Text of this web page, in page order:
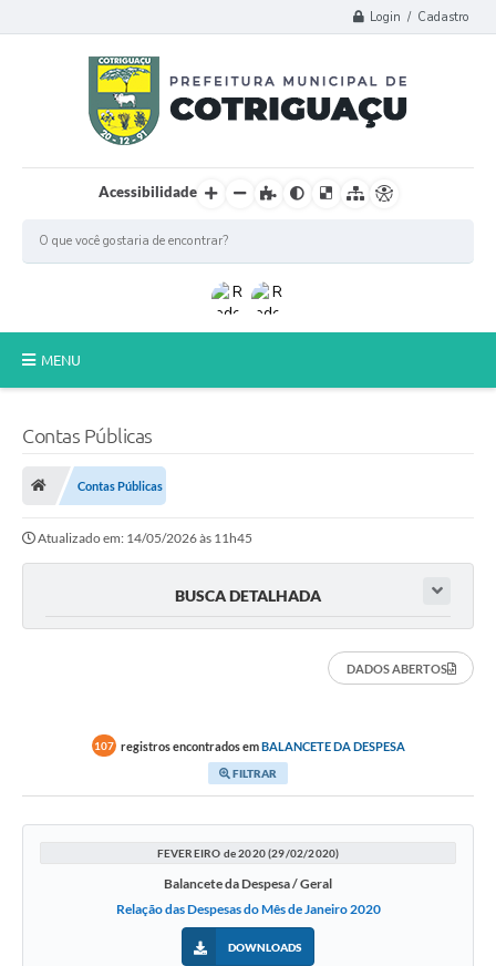
Login / Cadastro
Acessibilidade
MENU
A Prefeitura
Município
Transparência
Galeria de Fotos
Arquivos para Download
Contas Públicas
Contas Públicas
Atualizado em: 14/05/2026 às 11h45
BUSCA DETALHADA
DADOS ABERTOS
107 registros encontrados emBALANCETE DA DESPESA
FILTRAR
FEVEREIRO de 2020 (29/02/2020)
Balancete da Despesa / Geral
Relação das Despesas do Mês de Janeiro 2020
DOWNLOADS